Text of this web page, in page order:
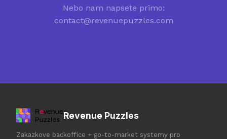
Nebo nam napsete primo:
contact@revenuepuzzles.com
Revenue Puzzles
Zakazkove backoffice + go-to-market systemy pro